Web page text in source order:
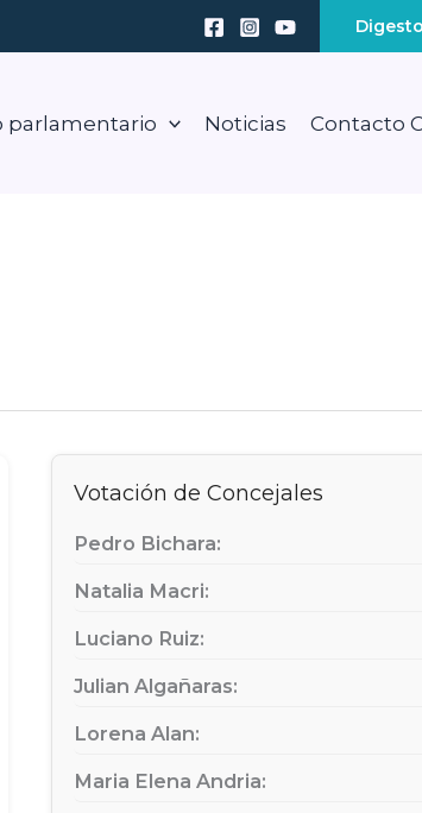
parlamentario Noticias Contacto
Votación de Concejales
Pedro Bichara:
Natalia Macri:
Luciano Ruiz:
Julian Algañaras:
Lorena Alan:
Maria Elena Andria: